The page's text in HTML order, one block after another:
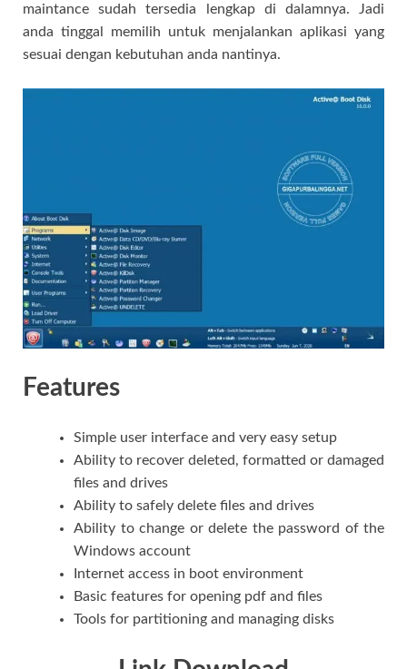
maintance sudah tersedia lengkap di dalamnya. Jadi
anda tinggal memilih untuk menjalankan aplikasi yang
sesuai dengan kebutuhan anda nantinya.
Features
Simple user interface and very easy setup
Ability to recover deleted, formatted or damaged
files and drives
Ability to safely delete files and drives
Ability to change or delete the password of the
Windows account
Internet access in boot environment
Basic features for opening pdf and files
Tools for partitioning and managing disks